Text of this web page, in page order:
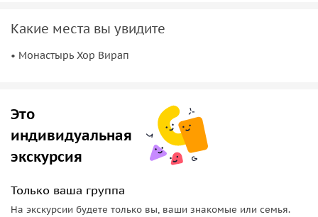
Со мной вы познакомитесь с историей строительства
Какие места вы увидите
• Монастырь Хор Вирап
Это
индивидуальная
экскурсия
Только ваша группа
На экскурсии будете только вы, ваши знакомые или семья.